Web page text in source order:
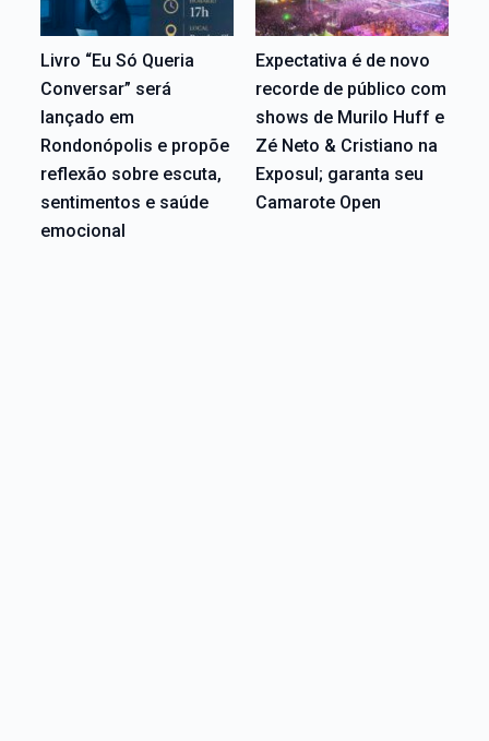
Livro “Eu Só Queria
Conversar” será
lançado em
Rondonópolis e propõe
reflexão sobre escuta,
sentimentos e saúde
emocional
Expectativa é de novo
recorde de público com
shows de Murilo Huff e
Zé Neto & Cristiano na
Exposul; garanta seu
Camarote Open